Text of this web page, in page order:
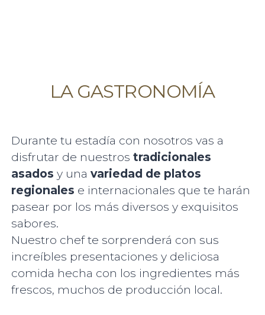
LA GASTRONOMÍA
Durante tu estadía con nosotros vas a
disfrutar de nuestrostradicionales
asados y unavariedad de platos
regionales e internacionales que te harán
pasear por los más diversos y exquisitos
sabores.
Nuestro chef te sorprenderá con sus
increíbles presentaciones y deliciosa
comida hecha con los ingredientes más
frescos, muchos de producción local.